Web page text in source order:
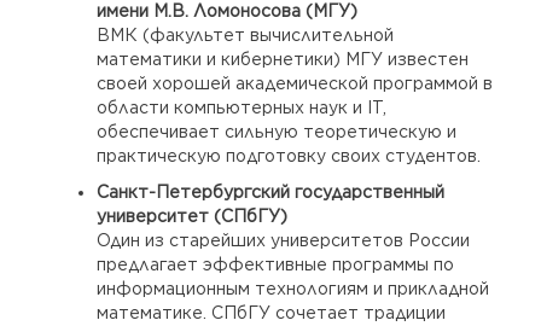
имени М.В. Ломоносова (МГУ)
ВМК (факультет вычислительной
математики и кибернетики) МГУ известен
своей хорошей академической программой в
области компьютерных наук и IT,
обеспечивает сильную теоретическую и
практическую подготовку своих студентов.
Санкт-Петербургский государственный
университет (СПбГУ)
Один из старейших университетов России
предлагает эффективные программы по
информационным технологиям и прикладной
математике. СПбГУ сочетает традиции